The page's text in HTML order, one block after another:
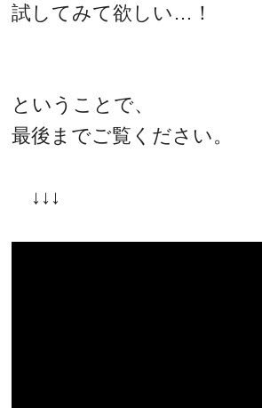
試してみて欲しい…！
ということで、
最後までご覧ください。
↓↓↓